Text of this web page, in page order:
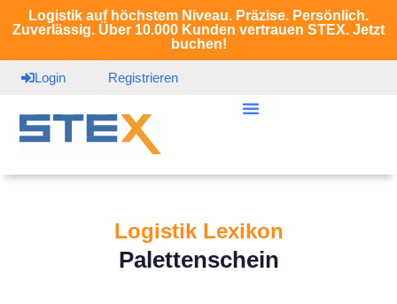
Logistik auf höchstem Niveau. Präzise. Persönlich.
Zuverlässig. Über 10.000 Kunden vertrauen STEX. Jetzt
buchen!
Login Registrieren
Logistik Lexikon
Palettenschein